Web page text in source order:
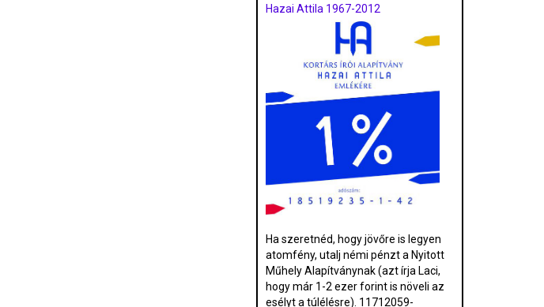
Hazai Attila 1967-2012
Ha szeretnéd, hogy jövőre is legyen
atomfény, utalj némi pénzt a Nyitott
Műhely Alapítványnak (azt írja Laci,
hogy már 1-2 ezer forint is növeli az
esélyt a túlélésre). 11712059-